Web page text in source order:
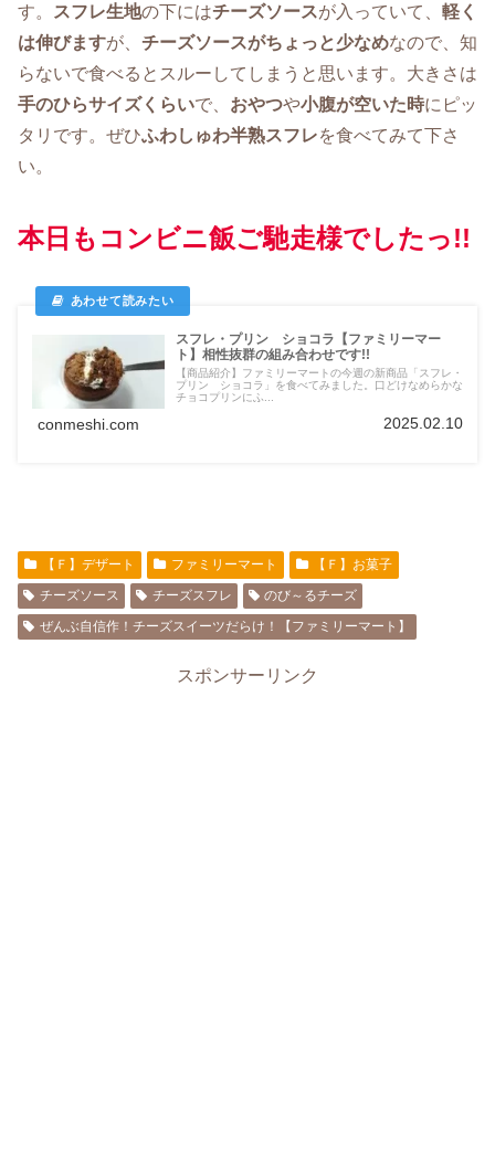
す。 スフレ生地の下にはチーズソースが入っていて、 軽く
は伸びますが、 チーズソースがちょっと少なめなので、知
らないで食べるとスルーしてしまうと思います。大きさは
手のひらサイズくらいで、 おやつや小腹が空いた時にピッ
タリです。ぜひふわしゅわ半熟スフレを食べてみて下さ
い。
本日もコンビニ飯ご馳走様でしたっ!!
スフレ・プリン ショコラ【ファミリーマー
ト】相性抜群の組み合わせです!!
【商品紹介】ファミリーマートの今週の新商品「スフレ・
プリン ショコラ」を食べてみました。口どけなめらかな
チョコプリンにふ...
conmeshi.com 2025.02.10
【Ｆ】デザート ファミリーマート
【Ｆ】お菓子
チーズソース
チーズスフレ
のび～るチーズ
ぜんぶ自信作！チーズスイーツだらけ！【ファミリーマート】
スポンサーリンク